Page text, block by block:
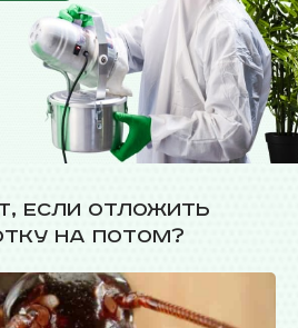
если отложить
на потом?